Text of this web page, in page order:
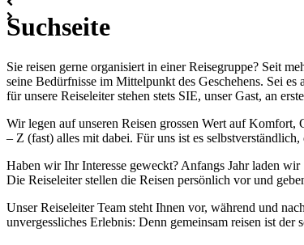
Suchseite
Sie reisen gerne organisiert in einer Reisegruppe? Seit
seine Bedürfnisse im Mittelpunkt des Geschehens. Sei
für unsere Reiseleiter stehen stets SIE, unser Gast, an
Wir legen auf unseren Reisen grossen Wert auf
– Z (fast) alles mit dabei. Für uns ist es
Haben wir Ihr Interesse geweckt? Anfangs Jahr laden
Die Reiseleiter stellen die Reisen persönlich vor und
Unser Reiseleiter Team steht Ihnen vor, während und
unvergessliches Erlebnis: Denn gemeinsam reisen ist